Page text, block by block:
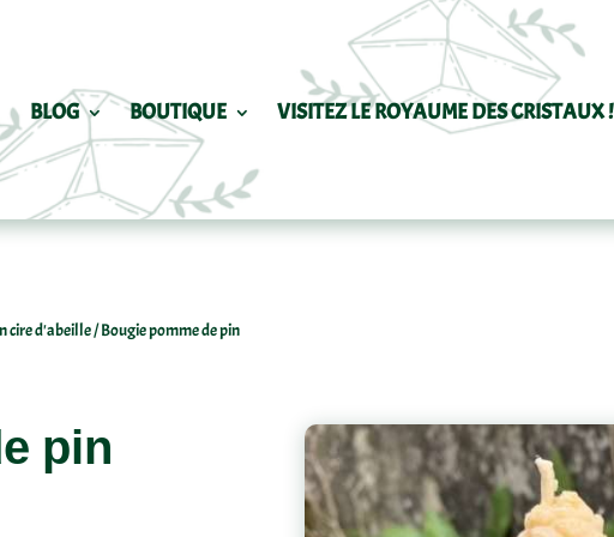
BLOG BOUTIQUE VISITEZ LE ROYAUME DES CRISTAUX !
cire d'abeille/ Bougie pomme de pin
pin